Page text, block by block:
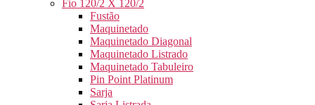
Fio 120/2 X 120/2
Fustão
Maquinetado
Maquinetado Diagonal
Maquinetado Listrado
Maquinetado Tabuleiro
Pin Point Platinum
Sarja